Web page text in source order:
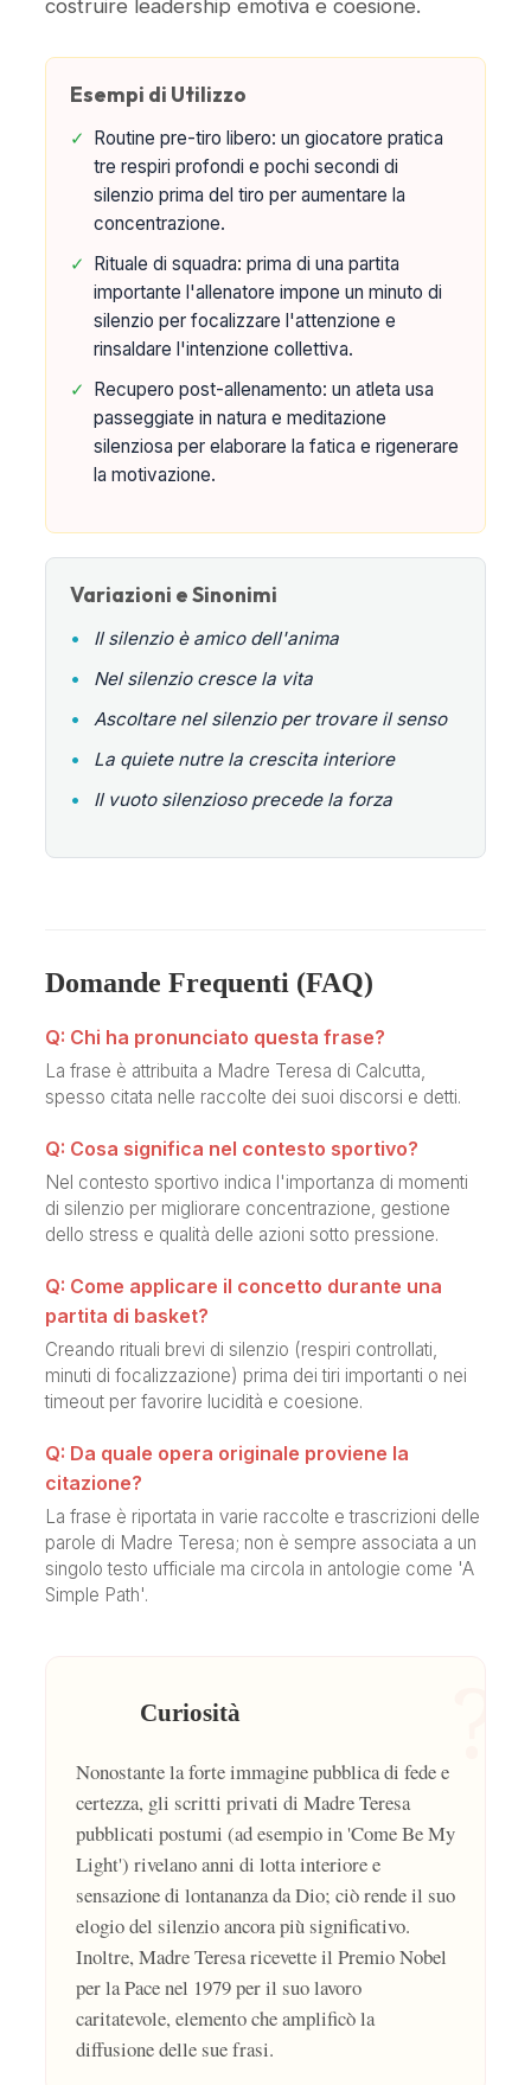
costruire leadership emotiva e coesione.
Esempi di Utilizzo
✓ Routine pre-tiro libero: un giocatore pratica
tre respiri profondi e pochi secondi di
silenzio prima del tiro per aumentare la
concentrazione.
✓ Rituale di squadra: prima di una partita
importante l'allenatore impone un minuto di
silenzio per focalizzare l'attenzione e
rinsaldare l'intenzione collettiva.
✓ Recupero post-allenamento: un atleta usa
passeggiate in natura e meditazione
silenziosa per elaborare la fatica e rigenerare
la motivazione.
Variazioni e Sinonimi
•
Il silenzio è amico dell'anima
•
Nel silenzio cresce la vita
•
Ascoltare nel silenzio per trovare il senso
•
La quiete nutre la crescita interiore
•
Il vuoto silenzioso precede la forza
Domande Frequenti (FAQ)
Q: Chi ha pronunciato questa frase?
La frase è attribuita a Madre Teresa di Calcutta,
spesso citata nelle raccolte dei suoi discorsi e detti.
Q: Cosa significa nel contesto sportivo?
Nel contesto sportivo indica l'importanza di momenti
di silenzio per migliorare concentrazione, gestione
dello stress e qualità delle azioni sotto pressione.
Q: Come applicare il concetto durante una
partita di basket?
Creando rituali brevi di silenzio (respiri controllati,
minuti di focalizzazione) prima dei tiri importanti o nei
timeout per favorire lucidità e coesione.
Q: Da quale opera originale proviene la
citazione?
La frase è riportata in varie raccolte e trascrizioni delle
parole di Madre Teresa; non è sempre associata a un
singolo testo ufficiale ma circola in antologie come 'A
Simple Path'.
Curiosità
Nonostante la forte immagine pubblica di fede e
certezza, gli scritti privati di Madre Teresa
pubblicati postumi (ad esempio in 'Come Be My
Light') rivelano anni di lotta interiore e
sensazione di lontananza da Dio; ciò rende il suo
elogio del silenzio ancora più significativo.
Inoltre, Madre Teresa ricevette il Premio Nobel
per la Pace nel 1979 per il suo lavoro
caritatevole, elemento che amplificò la
diffusione delle sue frasi.